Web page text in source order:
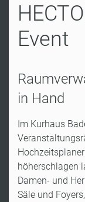
Event
in Hand
Im Kurhaus
höherschlagen
Damen- und
Säle und